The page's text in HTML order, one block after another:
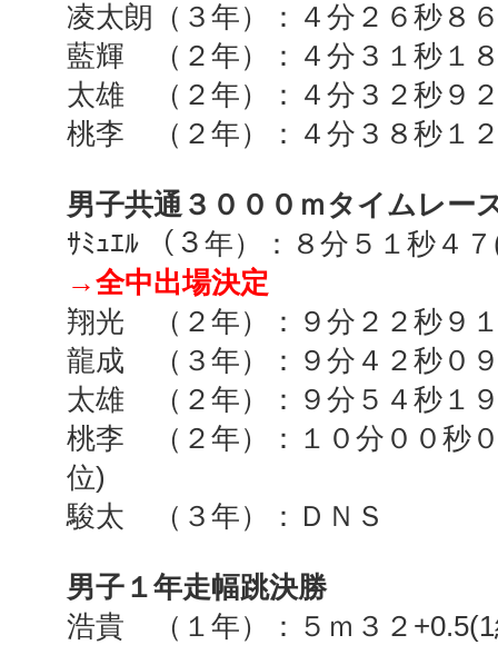
凌太朗（３年）：４分２６秒８
藍輝 （２年）：４分３１秒１
太雄 （２年）：４分３２秒９
桃李 （２年）：４分３８秒１
男子共通３０００ｍタイムレー
ｻﾐｭｴﾙ （３年）：８分５１秒４７
→全中出場決定
翔光 （２年）：９分２２秒９
龍成 （３年）：９分４２秒０
太雄 （２年）：９分５４秒１
桃李 （２年）：１０分００秒
位)
駿太 （３年）：ＤＮＳ
男子１年走幅跳決勝
浩貴 （１年）：５ｍ３２ +0.5(1